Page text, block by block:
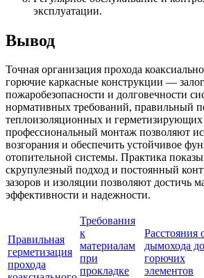
эксплуатации.
Вывод
Точная организация прохода
горючие каркасные конструкции — залог
пожаробезопасности и долговечности
нормативных требований, правильный
теплоизоляционных и герметизирующих
профессиональный монтаж позволяют
возгорания и обеспечить устойчивое
отопительной системы. Практика
скрупулезный подход и постоянный
зазоров и изоляции позволяют достичь
эффективности и надежности.
Правильная
герметизация
прохода
Требования
к
материалам
при
прокладке
Расстояния
дымохода до
горючих
элементов